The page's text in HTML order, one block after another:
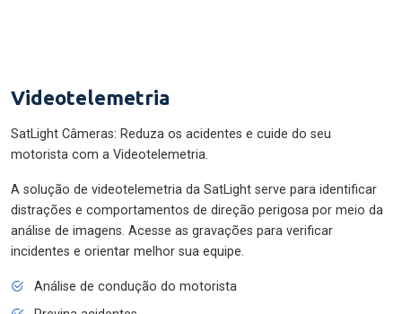
Videotelemetria
SatLight Câmeras: Reduza os acidentes e cuide do seu
motorista com a Videotelemetria.
A solução de videotelemetria da SatLight serve para identificar
distrações e comportamentos de direção perigosa por meio da
análise de imagens. Acesse as gravações para verificar
incidentes e orientar melhor sua equipe.
Análise de condução do motorista